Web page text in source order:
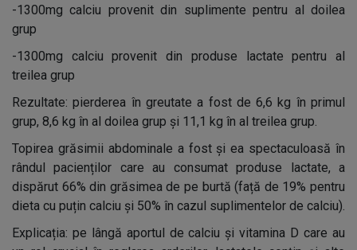
-1300mg calciu provenit din suplimente pentru al doilea
grup
-1300mg calciu provenit din produse lactate pentru al
treilea grup
Rezultate: pierderea în greutate a fost de 6,6 kg în primul
grup, 8,6 kg în al doilea grup și 11,1 kg în al treilea grup.
Topirea grăsimii abdominale a fost și ea spectaculoasă în
rândul pacienților care au consumat produse lactate, a
dispărut 66% din grăsimea de pe burtă (față de 19% pentru
dieta cu puțin calciu și 50% în cazul suplimentelor de calciu).
Explicația: pe lângă aportul de calciu și vitamina D care au